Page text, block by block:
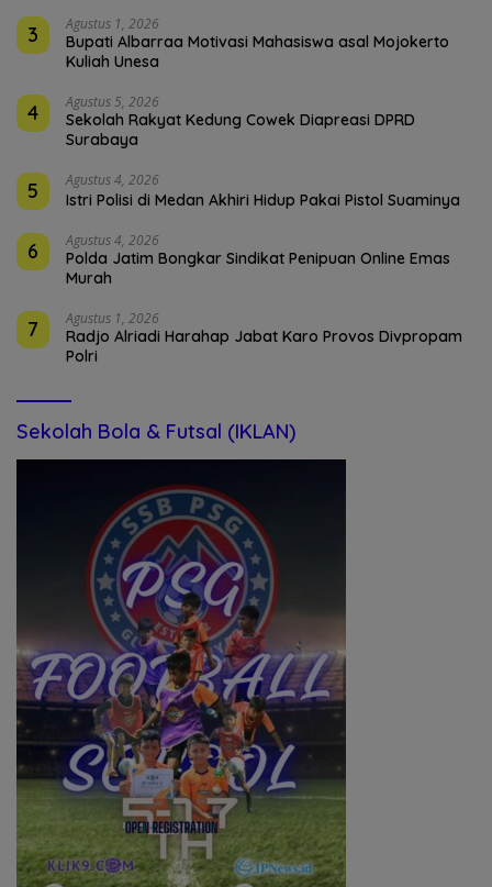
3 Agustus 1, 2026
Bupati Albarraa Motivasi Mahasiswa asal Mojokerto
Kuliah Unesa
4 Agustus 5, 2026
Sekolah Rakyat Kedung Cowek Diapreasi DPRD
Surabaya
5 Agustus 4, 2026
Istri Polisi di Medan Akhiri Hidup Pakai Pistol Suaminya
6 Agustus 4, 2026
Polda Jatim Bongkar Sindikat Penipuan Online Emas
Murah
7 Agustus 1, 2026
Radjo Alriadi Harahap Jabat Karo Provos Divpropam
Polri
Sekolah Bola & Futsal (IKLAN)